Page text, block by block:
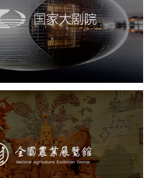
剧院 智慧展馆 展馆网站建设
业展览馆
展馆网站建设
博物馆展厅设计